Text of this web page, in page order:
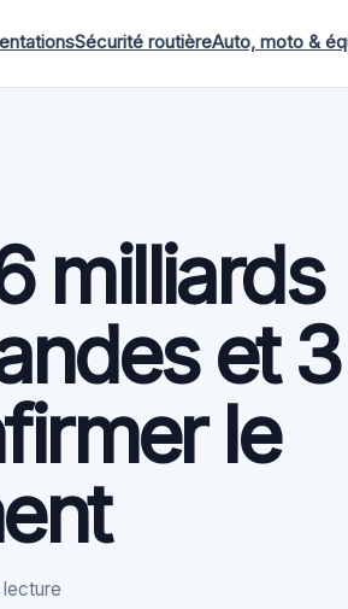
Sécurité routièreAuto, moto &
milliards
et 3
le